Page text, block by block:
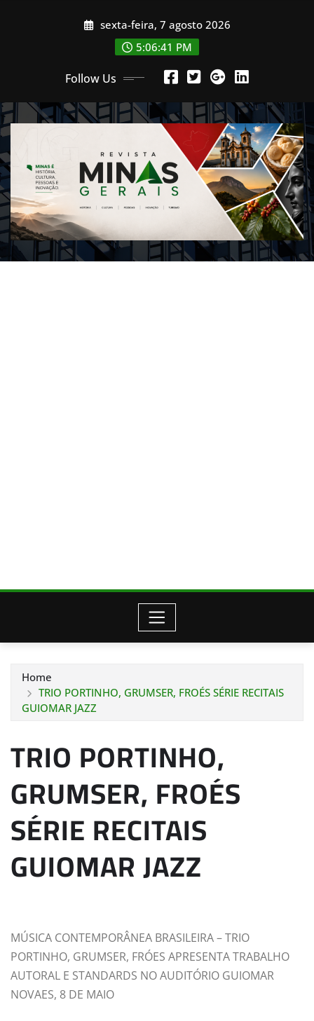
sexta-feira, 7 agosto 2026
5:06:43 PM
Follow Us
Home
TRIO PORTINHO, GRUMSER, FROÉS SÉRIE RECITAIS
GUIOMAR JAZZ
TRIO PORTINHO,
GRUMSER, FROÉS
SÉRIE RECITAIS
GUIOMAR JAZZ
MÚSICA CONTEMPORÂNEA BRASILEIRA – TRIO
PORTINHO, GRUMSER, FRÓES APRESENTA TRABALHO
AUTORAL E STANDARDS NO AUDITÓRIO GUIOMAR
NOVAES, 8 DE MAIO